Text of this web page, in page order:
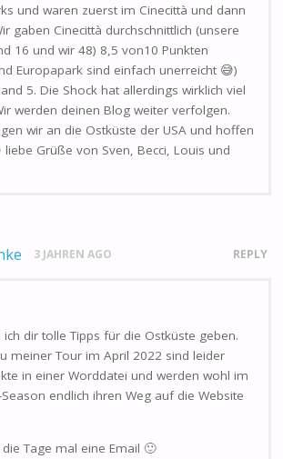
und waren zuerst im Cinecittà und dann
gaben Cinecittà durchschnittlich (unsere
16 und wir 48) 8,5 von10 Punkten
Europapark sind einfach unerreicht 😅)
5. Die Shock hat allerdings wirklich viel
werden deinen Blog weiter verfolgen.
wir an die Ostküste der USA und hoffen
Grüße von Sven, Becci, Louis und
3 JAHREN AGO REPLY
ich dir tolle Tipps für die Ostküste geben.
meiner Tour im April 2022 sind leider
in einer Worddatei und werden wohl im
endlich ihren Weg auf die Website
die Tage mal eine Email 🙂